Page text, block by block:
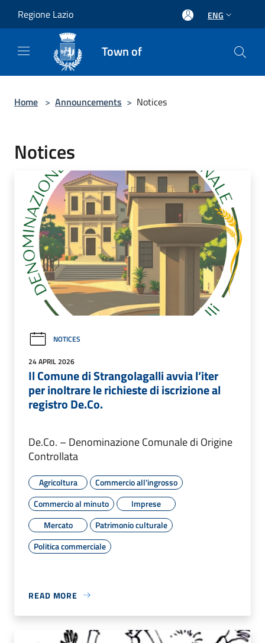
Regione Lazio ENG
Town of
Home > Announcements > Notices
Notices
NOTICES
24 APRIL 2026
Il Comune di Strangolagalli avvia l’iter
per inoltrare le richieste di iscrizione al
registro De.Co.
De.Co. – Denominazione Comunale di Origine
Controllata
Agricoltura
Commercio all'ingrosso
Commercio al minuto
Imprese
Mercato
Patrimonio culturale
Politica commerciale
READ MORE